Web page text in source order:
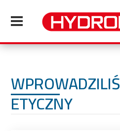
ETYCZNY